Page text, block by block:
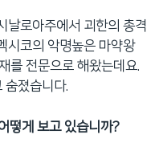
날로아주에서 괴한의 총격
시코의 악명높은 마약왕
를 전문으로 해왔는데요.
숨졌습니다.
떻게 보고 있습니까?